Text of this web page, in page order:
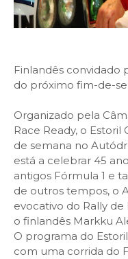
Finlandês convidado
do próximo fim-de-
Organizado pela
Race Ready, o
de semana no
está a celebrar 45
antigos Fórmula 1 e
de outros tempos, o
evocativo do Rally
o finlandês Markku
O programa do
com uma corrida do